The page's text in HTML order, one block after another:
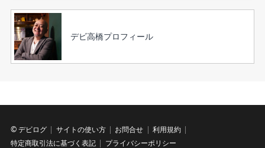
デビ高橋プロフィール
©デビログ サイトの使い方 お問合せ
利用規約
特定商取引法に基づく表記
プライバシーポリシー